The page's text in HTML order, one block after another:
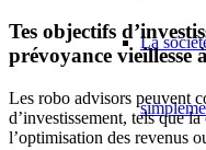
La
Tes objectifs
prévoyance vieillesse
Les robo advisors peuvent
d’investissement, tels que
l’optimisation des revenus